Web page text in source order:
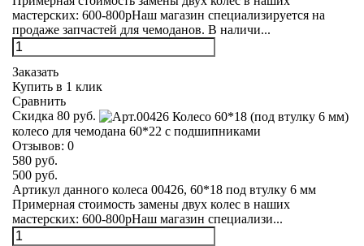
мастерских: 600-800рНаш магазин специализируется на
продаже запчастей для чемоданов. В наличи...
Заказать
Купить в 1 клик
Сравнить
Скидка 80 руб.
колесо для чемодана 60*22 с подшипниками
Отзывов: 0
580 руб.
500 руб.
Артикул данного колеса 00426, 60*18 под втулку 6 мм
Примерная стоимость замены двух колес в наших
мастерских: 600-800рНаш магазин специализи...